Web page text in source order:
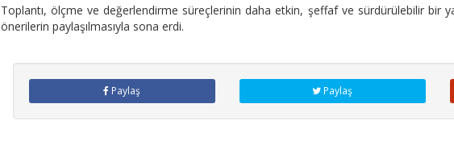
Toplantı, ölçme ve değerlendirme süreçlerinin daha etkin, şeffaf ve sürdürülebilir bir
önerilerin paylaşılmasıyla sona erdi.
Paylaş Paylaş